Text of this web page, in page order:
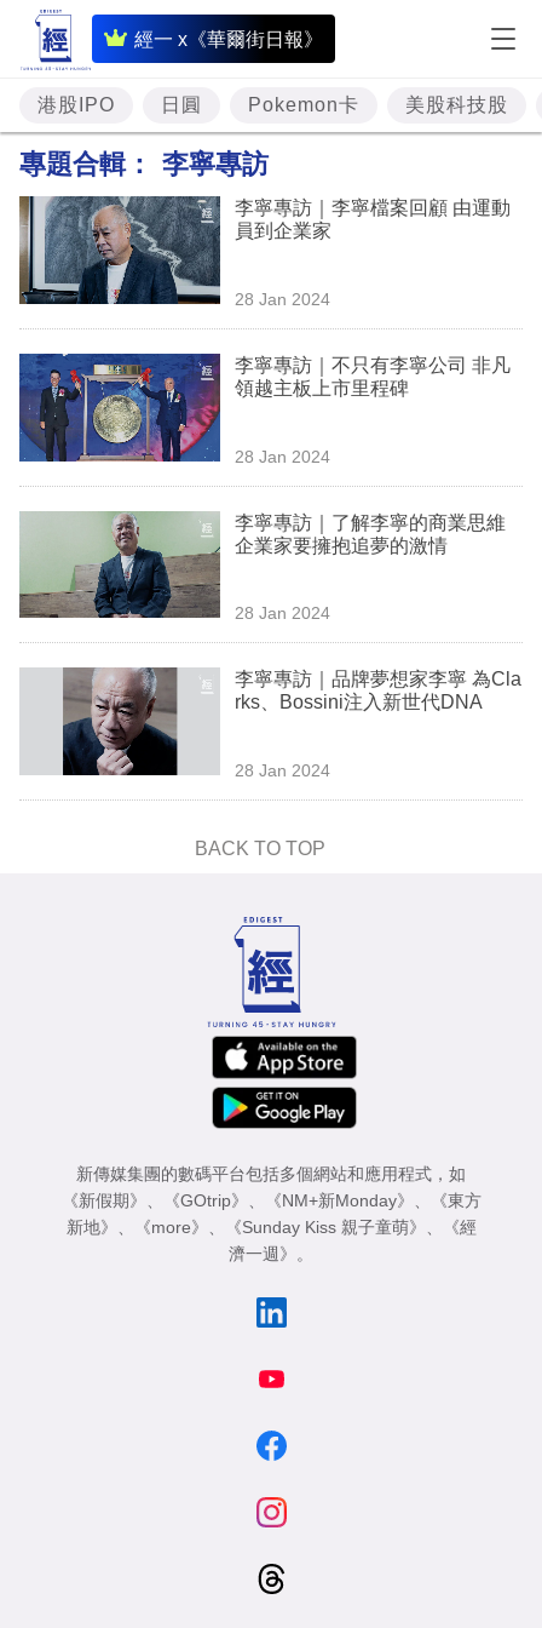
經一 x《華爾街日報》
即
時
財
經
題
投
資
樓
市
理
業
科
技
職
場
生
港股IPO 日圓 Pokemon卡 美股科技股
專題合輯： 李寧專訪
李寧專訪｜李寧檔案回顧 由運動
員到企業家
28 Jan 2024
李寧專訪｜不只有李寧公司 非凡
領越主板上市里程碑
28 Jan 2024
李寧專訪｜了解李寧的商業思維
企業家要擁抱追夢的激情
28 Jan 2024
李寧專訪｜品牌夢想家李寧 為Cla
rks、Bossini注入新世代DNA
28 Jan 2024
BACK TO TOP
新傳媒集團的數碼平台包括多個網站和應用程式，如
《新假期》 、 《GOtrip》 、 《NM+新Monday》 、
《東方
新地》 、 《more》 、 《Sunday Kiss 親子童萌》 、
《經
濟一週》 。